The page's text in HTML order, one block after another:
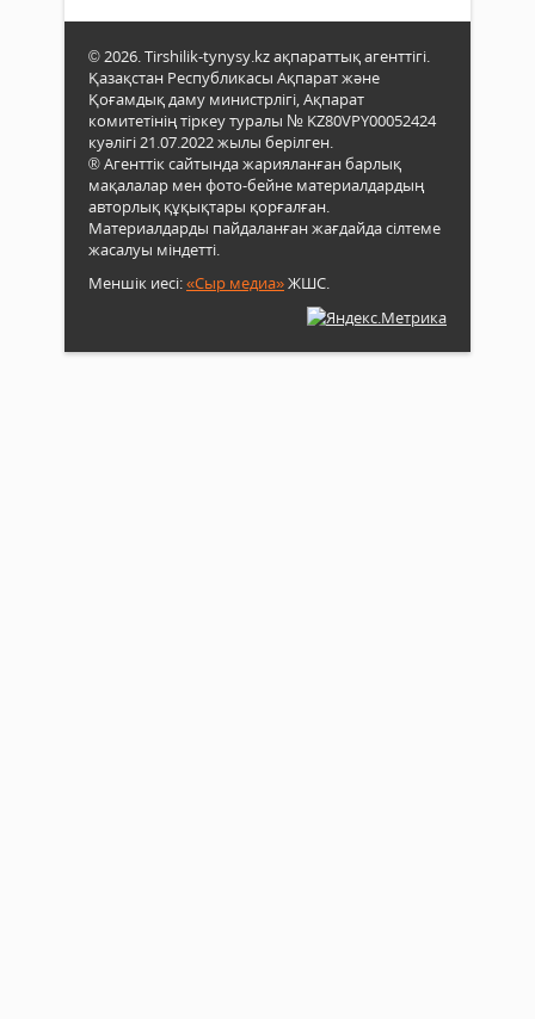
© 2026. Tirshilik-tynysy.kz ақпараттық агенттігі.
Қазақстан Республикасы Ақпарат және
Қоғамдық даму министрлігі, Ақпарат
комитетінің тіркеу туралы № KZ80VPY00052424
куәлігі 21.07.2022 жылы берілген.
® Агенттік сайтында жарияланған барлық
мақалалар мен фото-бейне материалдардың
авторлық құқықтары қорғалған.
Материалдарды пайдаланған жағдайда сілтеме
жасалуы міндетті.
Меншік иесі:«Сыр медиа»ЖШС.